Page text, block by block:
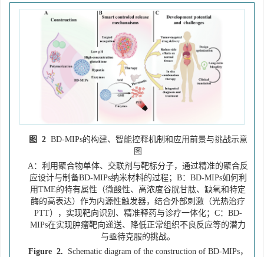
图 2 BD-MIPs的构建、智能控释机制和应用前景与挑战示意
图
A：利用聚合物单体、交联剂与靶标分子，通过精准的聚合反
应设计与制备BD-MIPs纳米材料的过程；B：BD-MIPs如何利
用TME的特有属性（微酸性、高浓度谷胱甘肽、缺氧和特定
酶的高表达）作为内源性触发器，结合外部刺激（光热治疗
PTT），实现靶向识别、精准释药与诊疗一体化；C：BD-
MIPs在实现肿瘤靶向递送、降低正常组织不良反应等的潜力
与亟待克服的挑战。
Figure 2.
Schematic diagram of the construction of BD-MIPs，